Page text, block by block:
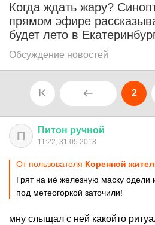
Когда ждать жару?
прямом эфире
будет лето в
Обсуждение новостей
2
П Питон ручной
11:22, 31.05.2018
От пользователя Коренной
Грят на иё железную маску одели
под метеогоркой заточили!
мну слыщал с ней какойто